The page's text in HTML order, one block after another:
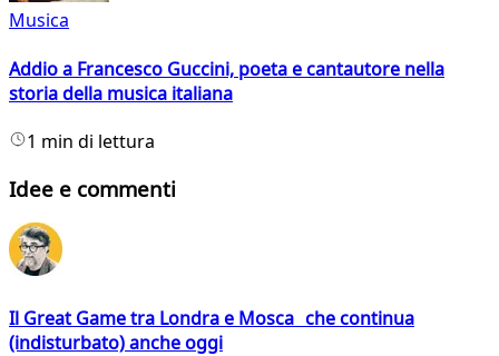
Musica
Addio a Francesco Guccini, poeta e cantautore nella
storia della musica italiana
1 min di lettura
Idee e commenti
Il Great Game tra Londra e Mosca che continua
(indisturbato) anche oggi